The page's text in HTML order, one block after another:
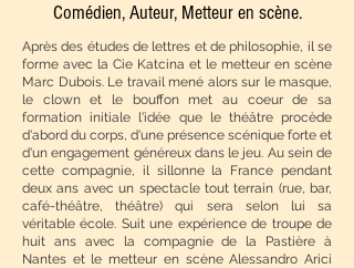
Comédien, Auteur, Metteur en scène.
Après des études de lettres et de philosophie, il se
forme avec la Cie Katcina et le metteur en scène
Marc Dubois. Le travail mené alors sur le masque,
le clown et le bouffon met au coeur de sa
formation initiale l'idée que le théâtre procède
d'abord du corps, d'une présence scénique forte et
d'un engagement généreux dans le jeu. Au sein de
cette compagnie, il sillonne la France pendant
deux ans avec un spectacle tout terrain (rue, bar,
café-théâtre, théâtre) qui sera selon lui sa
véritable école. Suit une expérience de troupe de
huit ans avec la compagnie de la Pastière à
Nantes et le metteur en scène Alessandro Arici